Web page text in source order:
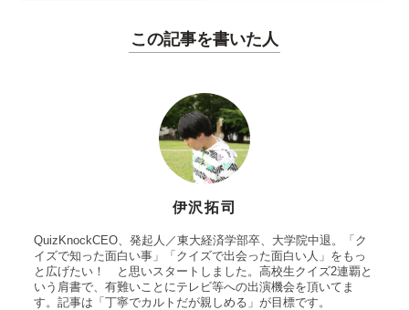
この記事を書いた人
伊沢拓司
QuizKnockCEO、発起人／東大経済学部卒、大学院中退。「ク
イズで知った面白い事」「クイズで出会った面白い人」をもっ
と広げたい！ と思いスタートしました。高校生クイズ2連覇と
いう肩書で、有難いことにテレビ等への出演機会を頂いてま
す。記事は「丁寧でカルトだが親しめる」が目標です。